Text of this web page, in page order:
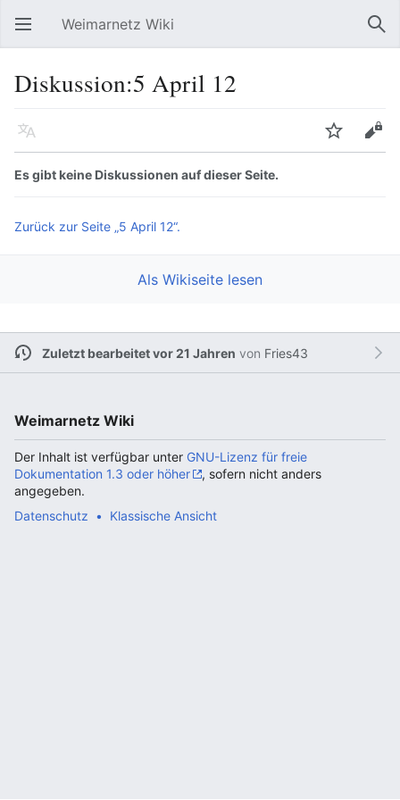
Hauptmenü öffnen Weimarnetz Wiki
Diskussion:5 April 12
Sprache Beobachten Bearbeiten
Es gibt keine Diskussionen auf dieser Seite.
Zurück zur Seite „5 April 12“.
Als Wikiseite lesen
Zuletzt bearbeitet vor 21 Jahren von Fries43
Weimarnetz Wiki
Der Inhalt ist verfügbar unter GNU-Lizenz für freie
Dokumentation 1.3 oder höher
, sofern nicht anders
angegeben.
Datenschutz
Klassische Ansicht